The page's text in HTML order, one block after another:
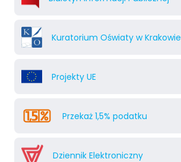
Kuratorium Oświaty w Krakowie
Projekty UE
Przekaż 1,5% podatku
Dziennik Elektroniczny